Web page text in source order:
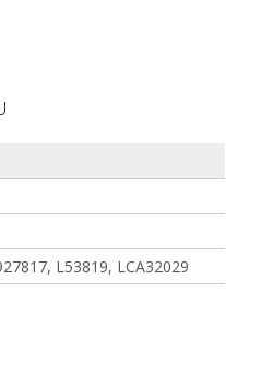
L53819, LCA32029